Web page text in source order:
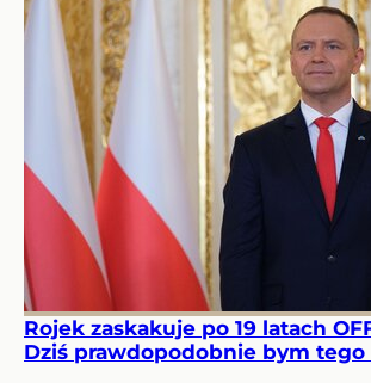
Rojek zaskakuje po 19 latach
Dziś prawdopodobnie bym tego